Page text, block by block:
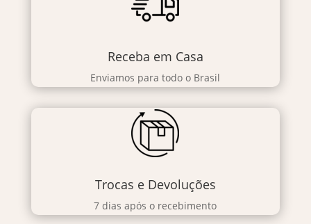
Receba em Casa
Enviamos para todo o Brasil
Trocas e Devoluções
7 dias após o recebimento